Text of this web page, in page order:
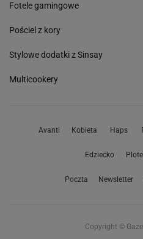
Fotele gamingowe
Pościel z kory
Stylowe dodatki z Sinsay
Multicookery
Avanti Kobieta Haps
Edziecko
Poczta Newsletter
Copyright ©